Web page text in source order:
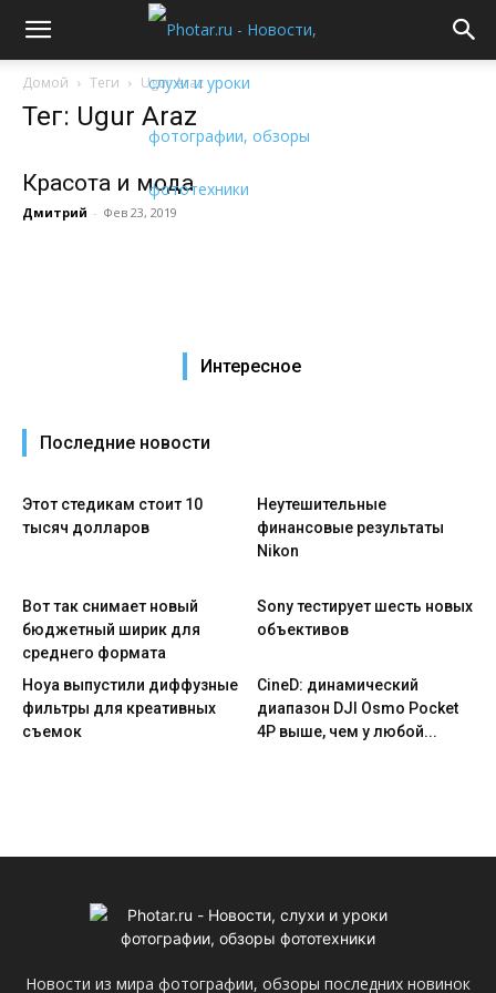
Домой Теги Ugur Araz
Тег: Ugur Araz
Красота и мода
Дмитрий - Фев 23, 2019
Интересное
Последние новости
Этот стедикам стоит 10
тысяч долларов
Неутешительные
финансовые результаты
Nikon
Вот так снимает новый
бюджетный ширик для
среднего формата
Sony тестирует шесть новых
объективов
Hoya выпустили диффузные
фильтры для креативных
съемок
CineD: динамический
диапазон DJI Osmo Pocket
4P выше, чем у любой...
Новости из мира фотографии, обзоры последних новинок